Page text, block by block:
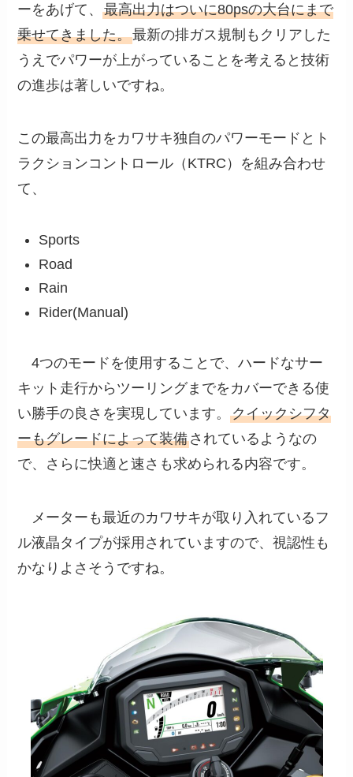
ーをあげて、最高出力はついに80psの大台にまで
乗せてきました。最新の排ガス規制もクリアした
うえでパワーが上がっていることを考えると技術
の進歩は著しいですね。
この最高出力をカワサキ独自のパワーモードとト
ラクションコントロール（KTRC）を組み合わせ
て、
Sports
Road
Rain
Rider(Manual)
4つのモードを使用することで、ハードなサー
キット走行からツーリングまでをカバーできる使
い勝手の良さを実現しています。クイックシフタ
ーもグレードによって装備されているようなの
で、さらに快適と速さも求められる内容です。
メーターも最近のカワサキが取り入れているフ
ル液晶タイプが採用されていますので、視認性も
かなりよさそうですね。